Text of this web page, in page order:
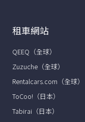
租車網站
QEEQ（全球）
Zuzuche（全球）
Rentalcars.com（全球）
ToCoo!（日本）
Tabirai（日本）